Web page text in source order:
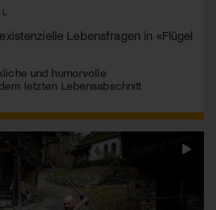
Lebensfragen in «Flügel
und humorvolle
letzten Lebensabschnitt